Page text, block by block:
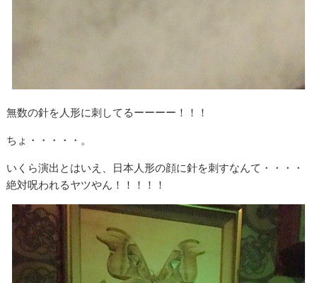
無数の針を人形に刺してるーーーー！！！
ちょ・・・・・。
いくら演出とはいえ、日本人形の顔に針を刺すなんて・・・・
絶対呪われるヤツやん！！！！！